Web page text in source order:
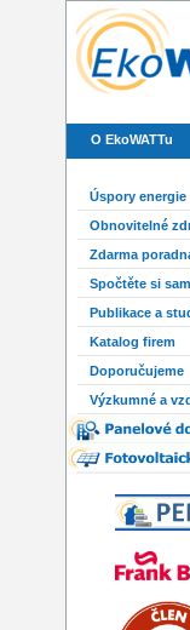
O EkoWATTu
Úspory energie
Obnovitelné
Zdarma
Spočtěte si
Publikace a
Katalog firem
Doporučujeme
Výzkumné a